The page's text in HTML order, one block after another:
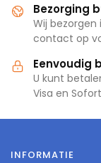
Bezorging
Wij bezorgen
contact op
Eenvoudig
U kunt
Visa en
INFORMATIE